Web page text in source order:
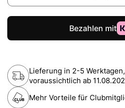
Lieferung in 2-5
voraussichtlich ab
Mehr Vorteile für